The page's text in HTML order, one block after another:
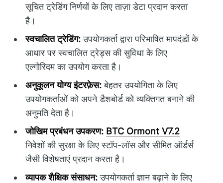
सूचित ट्रेडिंग निर्णयों के लिए ताज़ा डेटा प्रदान करता
है।
स्वचालित ट्रेडिंग:उपयोगकर्ता द्वारा परिभाषित मापदंडों के
आधार पर स्वचालित ट्रेड्स की सुविधा के लिए
एल्गोरिदम का उपयोग करता है।
अनुकूलन योग्य इंटरफ़ेस:बेहतर उपयोगिता के लिए
उपयोगकर्ताओं को अपने डैशबोर्ड को व्यक्तिगत बनाने की
अनुमति देता है।
जोखिम प्रबंधन उपकरण: BTC Ormont V7.2
निवेशों की सुरक्षा के लिए स्टॉप-लॉस और सीमित ऑर्डर्स
जैसी विशेषताएं प्रदान करता है।
व्यापक शैक्षिक संसाधन:उपयोगकर्ता ज्ञान बढ़ाने के लिए